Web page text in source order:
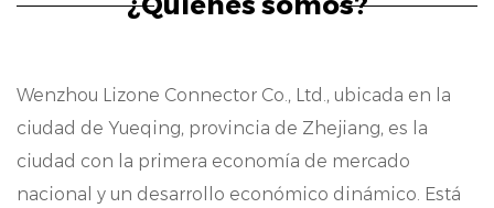
resistencia mecánica, lo que garantiza un
rendimiento duradero incluso en entornos
exigentes. Su construcción robusta mejora la
Wenzhou Lizone Connector Co., Ltd., ubicada en la
ciudad de Yueqing, provincia de Zhejiang, es la
ciudad con la primera economía de mercado
nacional y un desarrollo económico dinámico. Está